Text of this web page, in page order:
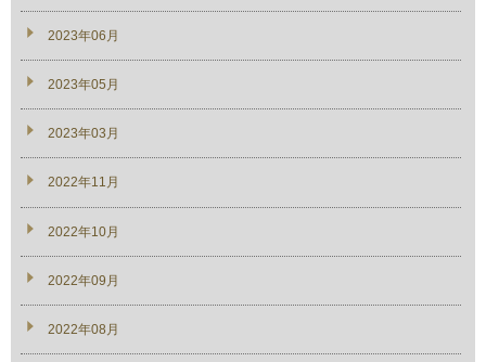
2023年06月
2023年05月
2023年03月
2022年11月
2022年10月
2022年09月
2022年08月